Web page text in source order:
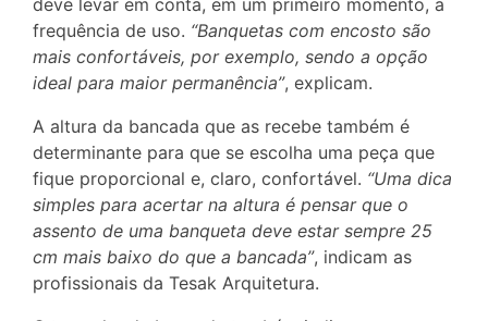
frequência de uso. “Banquetas com encosto são
mais confortáveis, por exemplo, sendo a opção
ideal para maior permanência”, explicam.
A altura da bancada que as recebe também é
determinante para que se escolha uma peça que
fique proporcional e, claro, confortável. “Uma dica
simples para acertar na altura é pensar que o
assento de uma banqueta deve estar sempre 25
cm mais baixo do que a bancada”, indicam as
profissionais da Tesak Arquitetura.